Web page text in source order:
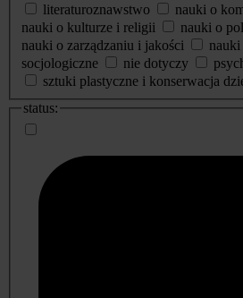
literaturoznawstwo
nauki o
nauki o kulturze i religii
nauki o
nauki o zarządzaniu i jakości
socjologiczne
nie dotyczy
sztuki plastyczne i konserwacja
status: